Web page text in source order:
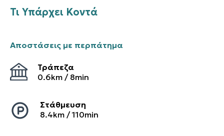
Τι Υπάρχει Κοντά
Αποστάσεις με περπάτημα
Τράπεζα
0.6km / 8min
Στάθμευση
8.4km /110min